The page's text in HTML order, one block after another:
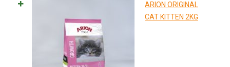
ARION ORIGINAL
CAT KITTEN 2KG